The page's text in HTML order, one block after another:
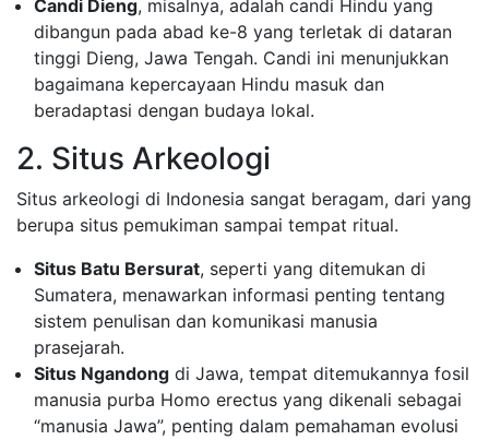
Candi Dieng, misalnya, adalah candi Hindu yang
dibangun pada abad ke-8 yang terletak di dataran
tinggi Dieng, Jawa Tengah. Candi ini menunjukkan
bagaimana kepercayaan Hindu masuk dan
beradaptasi dengan budaya lokal.
2. Situs Arkeologi
Situs arkeologi di Indonesia sangat beragam, dari yang
berupa situs pemukiman sampai tempat ritual.
Situs Batu Bersurat, seperti yang ditemukan di
Sumatera, menawarkan informasi penting tentang
sistem penulisan dan komunikasi manusia
prasejarah.
Situs Ngandong di Jawa, tempat ditemukannya fosil
manusia purba Homo erectus yang dikenali sebagai
“manusia Jawa”, penting dalam pemahaman evolusi